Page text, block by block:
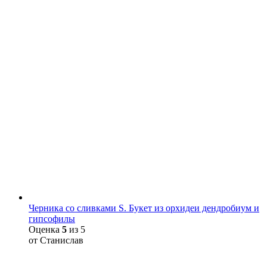
Черника со сливками S. Букет из орхидеи дендробиум и
гипсофилы
Оценка 5 из 5
от Станислав